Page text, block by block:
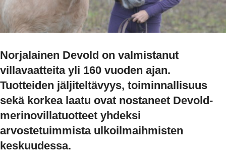
Norjalainen Devold on valmistanut
villavaatteita yli 160 vuoden ajan.
Tuotteiden jäljiteltävyys, toiminnallisuus
sekä korkea laatu ovat nostaneet Devold-
merinovillatuotteet yhdeksi
arvostetuimmista ulkoilmaihmisten
keskuudessa.